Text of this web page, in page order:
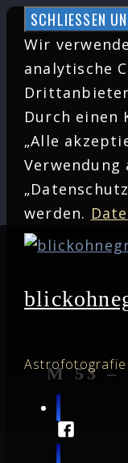
Zum
Inhalt
springen
Wir
analytische
Durch einen
„Alle
werden.
M 53 –